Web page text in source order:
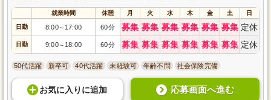
就業時間 休憩 月 火 水 木 金 土 日
日勤 8:00～ 17:00 60分 募集 募集 募集 募集 募集 募集 定休
日勤 9:00～ 18:00 60分 募集 募集 募集 募集 募集 募集 定休
50代活躍 新卒可 40代活躍 未経験可 年齢不問 社会保険完備
お気に入り に追加 応募画面へ進む